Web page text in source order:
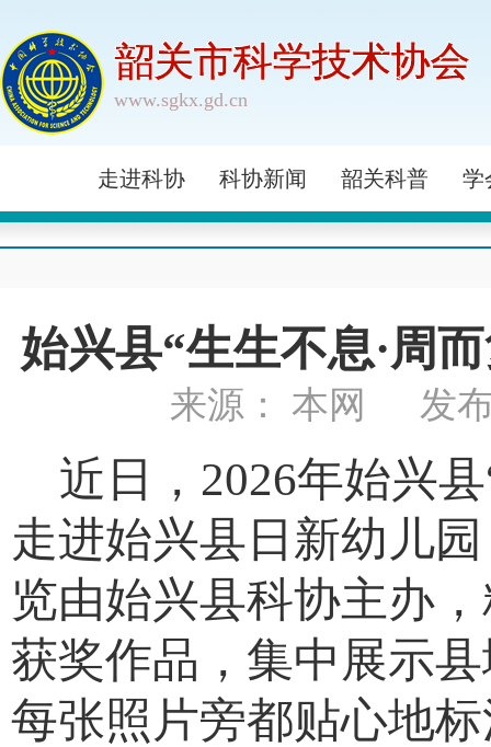
韶关市科学技术协会
www.sgkx.gd.cn
走进科协 科协新闻 韶关科普 学
始兴县“生生不息·周
来源： 本网 发
近日，2026年始兴县
走进始兴县日新幼儿
览由始兴县科协主办
获奖作品，集中展示
每张照片旁都贴心地